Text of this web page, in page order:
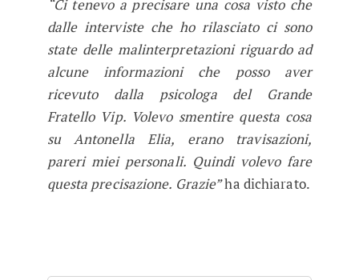
“Ci tenevo a precisare una cosa visto che
dalle interviste che ho rilasciato ci sono
state delle malinterpretazioni riguardo ad
alcune informazioni che posso aver
ricevuto dalla psicologa del Grande
Fratello Vip. Volevo smentire questa cosa
su Antonella Elia, erano travisazioni,
pareri miei personali. Quindi volevo fare
questa precisazione. Grazie”ha dichiarato.